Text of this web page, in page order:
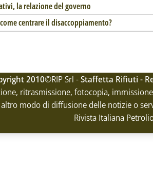
la relazione del governo
centrare il disaccoppiamento?
2010©RIP Srl -Staffetta Rifiuti -
ritrasmissione, fotocopia,
altro modo di diffusione delle notizie o
Rivista Italiana